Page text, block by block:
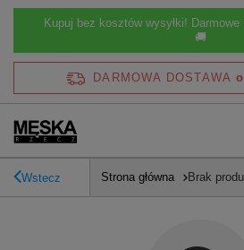
Kupuj bez kosztów wysyłki! Darmowe
🚚
DARMOWA DOSTAWA
Wstecz Strona główna Brak